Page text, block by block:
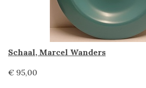
Schaal, Marcel Wanders
€ 95,00